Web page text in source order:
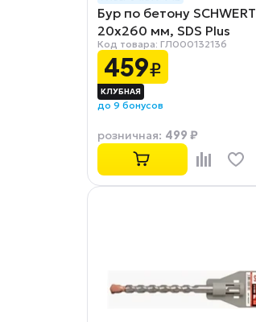
Бур по бетону SCHWERT
20x260 мм, SDS Plus
Код товара: ГЛ000132136
459₽
до 9 бонусов
розничная: 499 ₽